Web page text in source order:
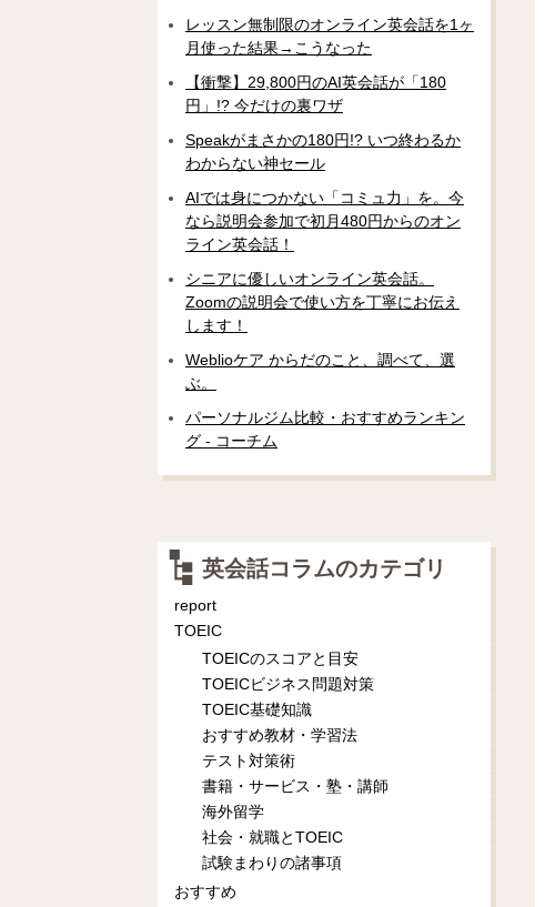
レッスン無制限のオンライン英会話を1ヶ
月使った結果→こうなった
【衝撃】29,800円のAI英会話が「180
円」!? 今だけの裏ワザ
Speakがまさかの180円!? いつ終わるか
わからない神セール
AIでは身につかない「コミュ力」を。今
なら説明会参加で初月480円からのオン
ライン英会話！
シニアに優しいオンライン英会話。
Zoomの説明会で使い方を丁寧にお伝え
します！
Weblioケア からだのこと、調べて、選
ぶ。
パーソナルジム比較・おすすめランキン
グ - コーチム
英会話コラムのカテゴリ
report
TOEIC
TOEICのスコアと目安
TOEICビジネス問題対策
TOEIC基礎知識
おすすめ教材・学習法
テスト対策術
書籍・サービス・塾・講師
海外留学
社会・就職とTOEIC
試験まわりの諸事項
おすすめ